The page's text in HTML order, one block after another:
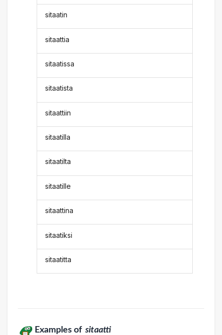
sitaatin
sitaattia
sitaatissa
sitaatista
sitaattiin
sitaatilla
sitaatilta
sitaatille
sitaattina
sitaatiksi
sitaatitta
Examples of sitaatti